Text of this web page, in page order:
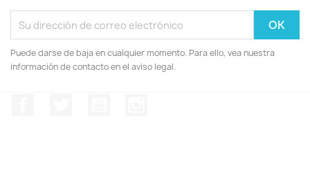
Puede darse de baja en cualquier momento. Para ello, vea nuestra
información de contacto en el aviso legal.